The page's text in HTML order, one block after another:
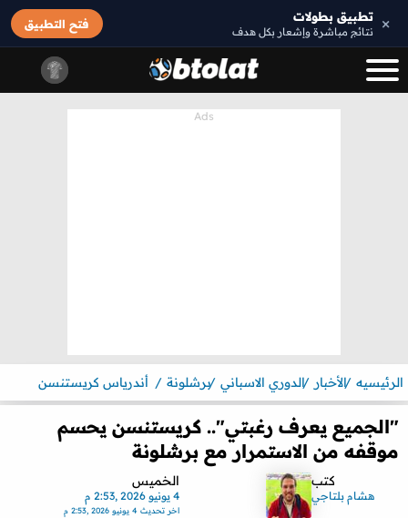
× تطبيق بطولات
نتائج مباشرة وإشعار بكل هدف
فتح التطبيق
الرئيسيه الأخبار الدوري الاسباني برشلونة أندرياس كريستنسن
"الجميع يعرف رغبتي".. كريستنسن يحسم
موقفه من الاستمرار مع برشلونة
كتب
هشام بلتاجي
الخميس
4 يونيو 2026 ,2:53 م
اخر تحديث4 يونيو 2026 ,2:53 م